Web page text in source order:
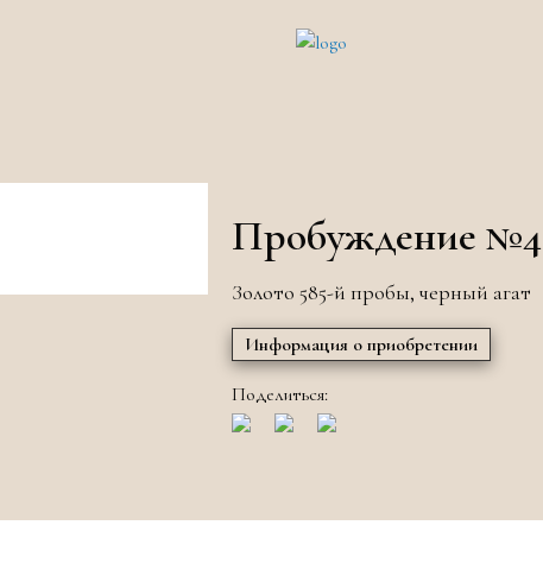
Пробуждение №4
Золото 585-й пробы, черный агат
Информация о приобретении
Поделиться: